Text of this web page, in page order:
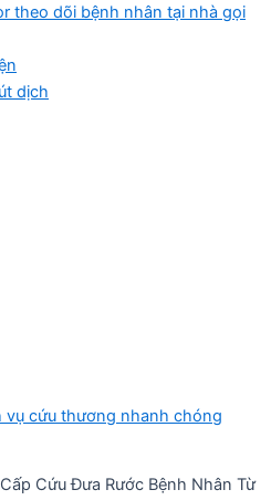
theo dõi bệnh nhân tại nhà gọi
dịch
vụ cứu thương nhanh chóng
Cứu Đưa Rước Bệnh Nhân Từ